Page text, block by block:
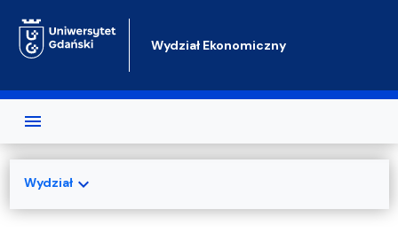
Wydział Ekonomiczny
Wydziałexpand_more